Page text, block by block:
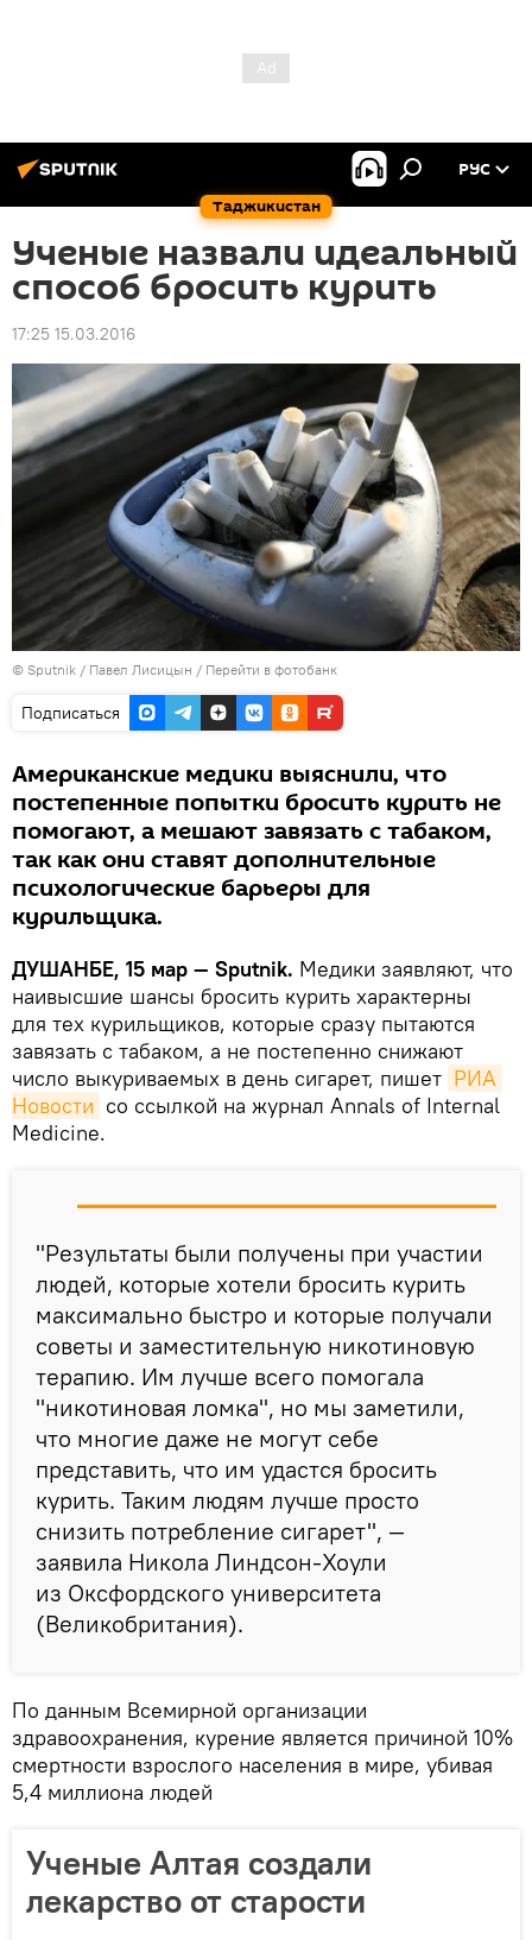
Таджикистан
РУС
Ученые назвали идеальный
способ бросить курить
17:25 15.03.2016
© Sputnik / Павел Лисицын / Перейти в фотобанк
Подписаться
Американские медики выяснили, что
постепенные попытки бросить курить не
помогают, а мешают завязать с табаком,
так как они ставят дополнительные
психологические барьеры для
курильщика.
ДУШАНБЕ, 15 мар — Sputnik. Медики заявляют, что
наивысшие шансы бросить курить характерны
для тех курильщиков, которые сразу пытаются
завязать с табаком, а не постепенно снижают
число выкуриваемых в день сигарет, пишет РИА
Новости со ссылкой на журнал Annals of Internal
Medicine.
"Результаты были получены при участии
людей, которые хотели бросить курить
максимально быстро и которые получали
советы и заместительную никотиновую
терапию. Им лучше всего помогала
"никотиновая ломка", но мы заметили,
что многие даже не могут себе
представить, что им удастся бросить
курить. Таким людям лучше просто
снизить потребление сигарет", —
заявила Никола Линдсон-Хоули
из Оксфордского университета
(Великобритания).
По данным Всемирной организации
здравоохранения, курение является причиной 10%
смертности взрослого населения в мире, убивая
5,4 миллиона людей
Ученые Алтая создали
лекарство от старости